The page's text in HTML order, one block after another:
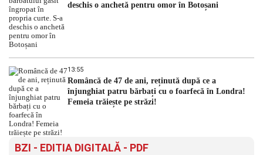
deschis o anchetă pentru omor în Botoșani
13:55
Româncă de 47 de ani, reținută după ce a
înjunghiat patru bărbați cu o foarfecă în Londra!
Femeia trăiește pe străzi!
BZI - EDITIA DIGITALĂ - PDF